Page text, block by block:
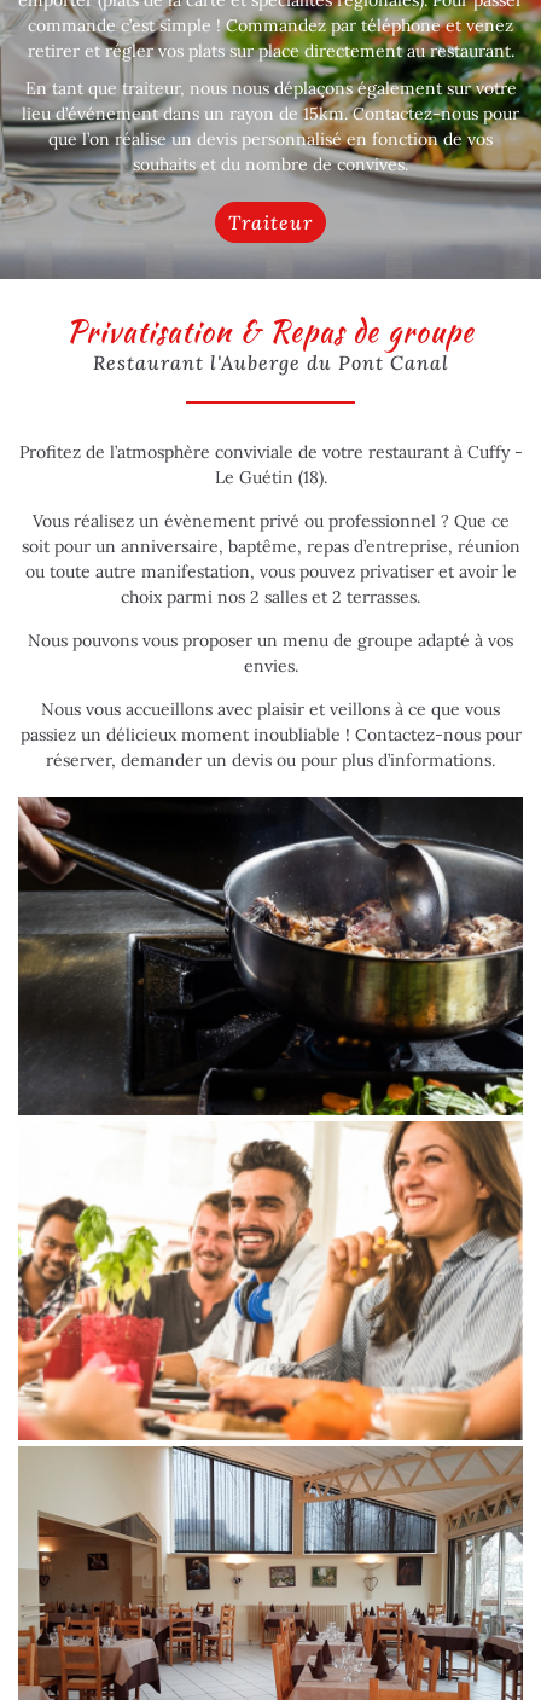
commande c’est simple ! Commandez par téléphone et venez
retirer et régler vos plats sur place directement au restaurant.
En tant que traiteur, nous nous déplaçons également sur votre
lieu d’événement dans un rayon de 15km. Contactez-nous pour
que l’on réalise un devis personnalisé en fonction de vos
souhaits et du nombre de convives.
Traiteur
Privatisation & Repas de groupe
Restaurant l'Auberge du Pont Canal
Profitez de l’atmosphère conviviale de votre restaurant à Cuffy -
Le Guétin (18).
Vous réalisez un évènement privé ou professionnel ? Que ce
soit pour un anniversaire, baptême, repas d’entreprise, réunion
ou toute autre manifestation, vous pouvez privatiser et avoir le
choix parmi nos 2 salles et 2 terrasses.
Nous pouvons vous proposer un menu de groupe adapté à vos
envies.
Nous vous accueillons avec plaisir et veillons à ce que vous
passiez un délicieux moment inoubliable ! Contactez-nous pour
réserver, demander un devis ou pour plus d’informations.